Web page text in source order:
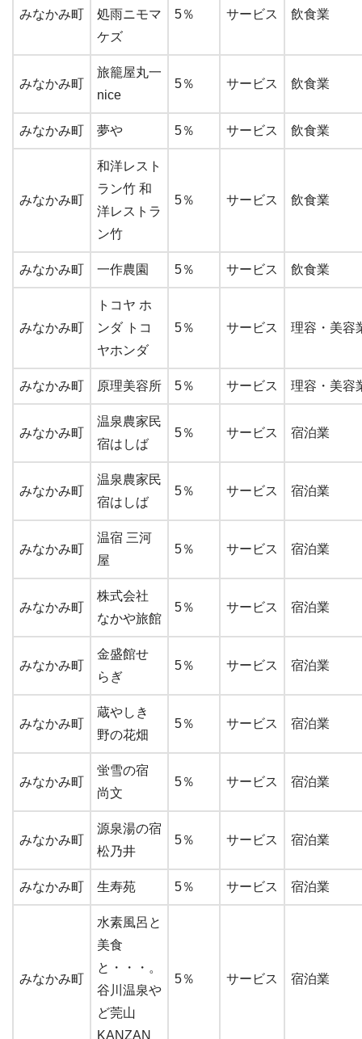
みなかみ町
処雨ニモマ
ケズ
5％ サービス 飲食業
みなかみ町
旅籠屋丸一
nice
5％ サービス 飲食業
みなかみ町 夢や 5％ サービス 飲食業
みなかみ町
和洋レスト
ラン竹 和
洋レストラ
ン竹
5％ サービス 飲食業
みなかみ町 一作農園 5％ サービス 飲食業
みなかみ町
トコヤ ホ
ンダ トコ
ヤホンダ
5％ サービス 理容・美容
みなかみ町 原理美容所 5％ サービス 理容・美容
みなかみ町
温泉農家民
宿はしば
5％ サービス 宿泊業
みなかみ町
温泉農家民
宿はしば
5％ サービス 宿泊業
みなかみ町
温宿 三河
屋
5％ サービス 宿泊業
みなかみ町
株式会社
なかや旅館
5％ サービス 宿泊業
みなかみ町
金盛館せゝ
らぎ
5％ サービス 宿泊業
みなかみ町
蔵やしき
野の花畑
5％ サービス 宿泊業
みなかみ町
蛍雪の宿
尚文
5％ サービス 宿泊業
みなかみ町
源泉湯の宿
松乃井
5％ サービス 宿泊業
みなかみ町 生寿苑 5％ サービス 宿泊業
みなかみ町
水素風呂と
美食
と・・・。
谷川温泉や
ど莞山
KANZAN
5％ サービス 宿泊業